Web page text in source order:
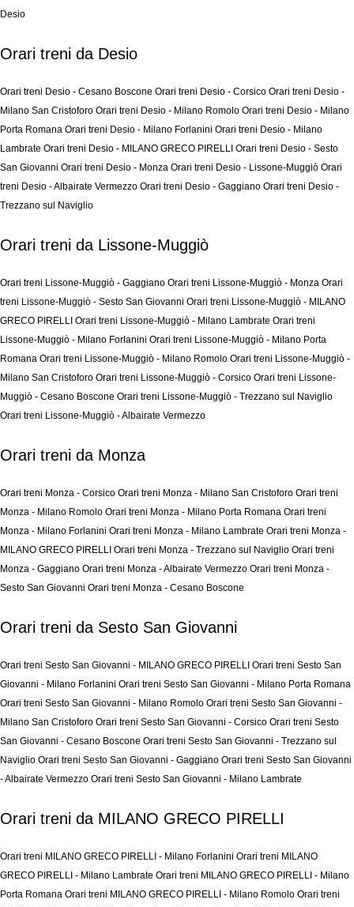
Desio
Orari treni da Desio
Orari treni Desio - Cesano Boscone Orari treni Desio - Corsico Orari treni Desio -
Milano San Cristoforo Orari treni Desio - Milano Romolo Orari treni Desio - Milano
Porta Romana Orari treni Desio - Milano Forlanini Orari treni Desio - Milano
Lambrate Orari treni Desio - MILANO GRECO PIRELLI Orari treni Desio - Sesto
San Giovanni Orari treni Desio - Monza Orari treni Desio - Lissone-Muggiò Orari
treni Desio - Albairate Vermezzo Orari treni Desio - Gaggiano Orari treni Desio -
Trezzano sul Naviglio
Orari treni da Lissone-Muggiò
Orari treni Lissone-Muggiò - Gaggiano Orari treni Lissone-Muggiò - Monza Orari
treni Lissone-Muggiò - Sesto San Giovanni Orari treni Lissone-Muggiò - MILANO
GRECO PIRELLI Orari treni Lissone-Muggiò - Milano Lambrate Orari treni
Lissone-Muggiò - Milano Forlanini Orari treni Lissone-Muggiò - Milano Porta
Romana Orari treni Lissone-Muggiò - Milano Romolo Orari treni Lissone-Muggiò -
Milano San Cristoforo Orari treni Lissone-Muggiò - Corsico Orari treni Lissone-
Muggiò - Cesano Boscone Orari treni Lissone-Muggiò - Trezzano sul Naviglio
Orari treni Lissone-Muggiò - Albairate Vermezzo
Orari treni da Monza
Orari treni Monza - Corsico Orari treni Monza - Milano San Cristoforo Orari treni
Monza - Milano Romolo Orari treni Monza - Milano Porta Romana Orari treni
Monza - Milano Forlanini Orari treni Monza - Milano Lambrate Orari treni Monza -
MILANO GRECO PIRELLI Orari treni Monza - Trezzano sul Naviglio Orari treni
Monza - Gaggiano Orari treni Monza - Albairate Vermezzo Orari treni Monza -
Sesto San Giovanni Orari treni Monza - Cesano Boscone
Orari treni da Sesto San Giovanni
Orari treni Sesto San Giovanni - MILANO GRECO PIRELLI Orari treni Sesto San
Giovanni - Milano Forlanini Orari treni Sesto San Giovanni - Milano Porta Romana
Orari treni Sesto San Giovanni - Milano Romolo Orari treni Sesto San Giovanni -
Milano San Cristoforo Orari treni Sesto San Giovanni - Corsico Orari treni Sesto
San Giovanni - Cesano Boscone Orari treni Sesto San Giovanni - Trezzano sul
Naviglio Orari treni Sesto San Giovanni - Gaggiano Orari treni Sesto San Giovanni
- Albairate Vermezzo Orari treni Sesto San Giovanni - Milano Lambrate
Orari treni da MILANO GRECO PIRELLI
Orari treni MILANO GRECO PIRELLI - Milano Forlanini Orari treni MILANO
GRECO PIRELLI - Milano Lambrate Orari treni MILANO GRECO PIRELLI - Milano
Porta Romana Orari treni MILANO GRECO PIRELLI - Milano Romolo Orari treni